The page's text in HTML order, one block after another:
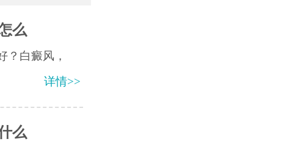
么
？白癜风，
详情>>
么